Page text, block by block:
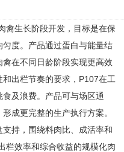
禽生长阶段开发，目标是在保
度。产品通过蛋白与能量结
在不同日龄阶段实现更高效
出栏节奏的要求，P107在工
及浪费。产品可与场区通
成更完整的生产执行方案。
持，围绕料肉比、成活率和
栏效率和综合收益的规模化肉